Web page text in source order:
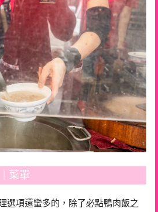
菜單
選項還蠻多的，除了必點鴨肉飯之